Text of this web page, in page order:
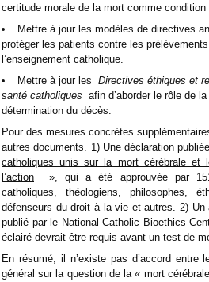
certitude morale de la mort comme condition
Mettre à jour les modèles de directives
protéger les patients contre les
l’enseignement catholique.
Mettre à jour les Directives éthiques et
santé catholiques afin d’aborder le rôle de
détermination du décès.
Pour des mesures concrètes
autres documents. 1) Une déclaration
catholiques unis sur la mort cérébrale et
l’action », qui a été approuvée par
catholiques, théologiens, philosophes,
défenseurs du droit à la vie et autres. 2)
publié par le National Catholic Bioethics
éclairé devrait être requis avant un test de
En résumé, il n’existe pas d’accord
général sur la question de la « mort